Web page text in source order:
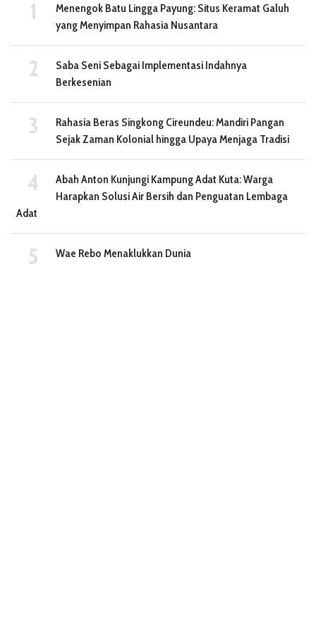
Menengok Batu Lingga Payung: Situs Keramat Galuh
yang Menyimpan Rahasia Nusantara
Saba Seni Sebagai Implementasi Indahnya
Berkesenian
Rahasia Beras Singkong Cireundeu: Mandiri Pangan
Sejak Zaman Kolonial hingga Upaya Menjaga Tradisi
Abah Anton Kunjungi Kampung Adat Kuta: Warga
Harapkan Solusi Air Bersih dan Penguatan Lembaga
Adat
Wae Rebo Menaklukkan Dunia